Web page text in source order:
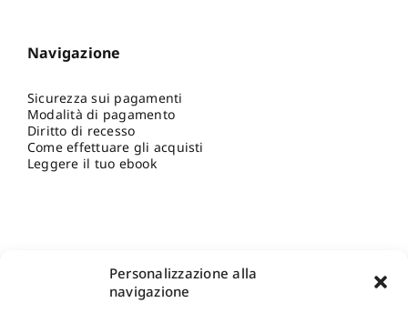
Personalizzazione alla
navigazione
Navigazione
Sicurezza sui pagamenti
Modalità di pagamento
Diritto di recesso
Come effettuare gli acquisti
Leggere il tuo ebook